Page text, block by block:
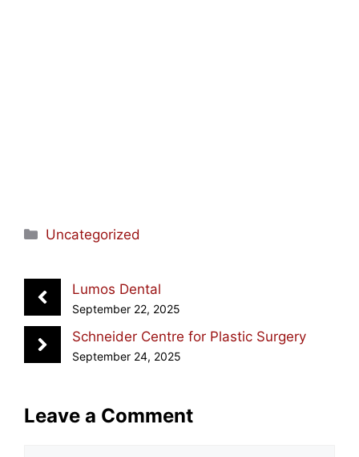
Categories
Uncategorized
Lumos Dental
September 22, 2025
Schneider Centre for Plastic Surgery
September 24, 2025
Leave a Comment